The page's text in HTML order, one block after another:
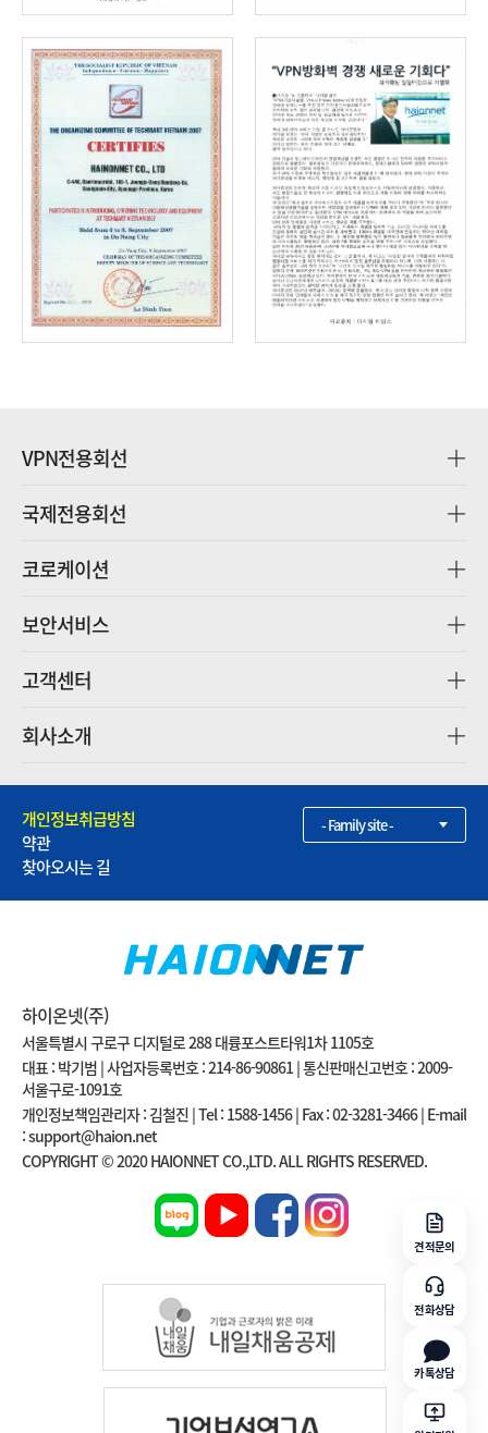
VPN전용회선
국제전용회선
코로케이션
보안서비스
고객센터
회사소개
개인정보취급방침
약관
찾아오시는 길
- Family site -
하이온넷(주)
서울특별시 구로구 디지털로 288 대륭포스트타워1차 1105호
대표 : 박기범 | 사업자등록번호 : 214-86-90861 | 통신판매신고번호 : 2009-
서울구로-1091호
개인정보책임관리자 : 김철진 | Tel : 1588-1456 | Fax : 02-3281-3466 | E-mail
: support@haion.net
COPYRIGHT © 2020 HAIONNET CO.,LTD. ALL RIGHTS RESERVED.
견적문의
전화상담
카톡상담